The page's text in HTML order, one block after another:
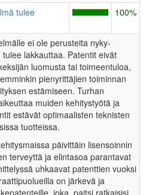
tulee
100%
ei ole perusteita nyky-
lakkauttaa. Patentit eivät
luomusta tai toimeentuloa,
pienyrittäjien toiminnan
estämiseen. Turhan
muiden kehitystyötä ja
estävät optimaalisten teknisten
tuotteissa.
päivittäin lisensoinnin
terveyttä ja elintasoa parantavat
uhkaavat patenttien vuoksi
on järkevä ja
joka, paitsi ratkaisisi